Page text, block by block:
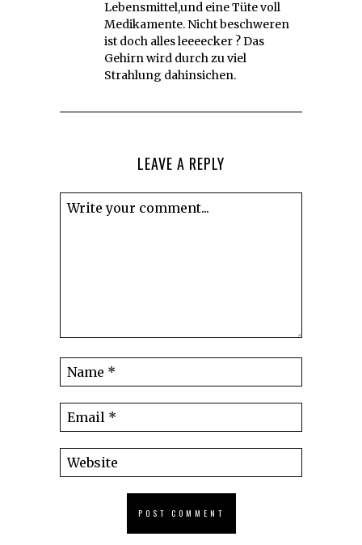
Lebensmittel,und eine Tüte voll
Medikamente. Nicht beschweren
ist doch alles leeeecker ? Das
Gehirn wird durch zu viel
Strahlung dahinsichen.
LEAVE A REPLY